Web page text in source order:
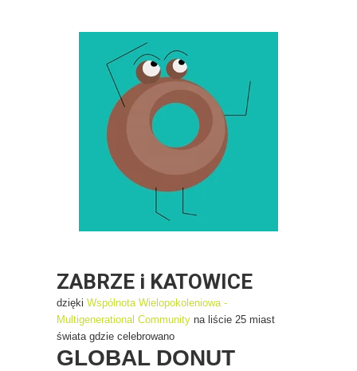
ZABRZE i KATOWICE
dzięki Wspólnota Wielopokoleniowa -
Multigenerational Community na liście 25 miast
świata gdzie celebrowano
GLOBAL DONUT